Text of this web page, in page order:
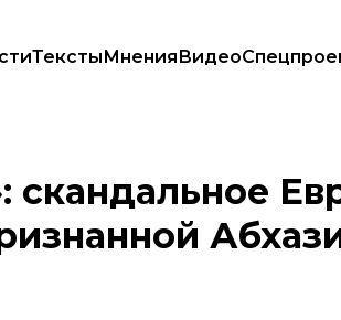
ТекстыМненияВидео
в непризнанной Абхазии, беспорядки
скандальное